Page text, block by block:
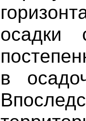
осадки
в